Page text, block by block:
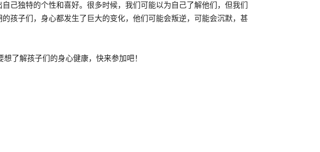
己独特的个性和喜好。很多时候，我们可能以为自己了解他们，但我们
孩子们，身心都发生了巨大的变化，他们可能会叛逆，可能会沉默，甚
了解孩子们的身心健康，快来参加吧！